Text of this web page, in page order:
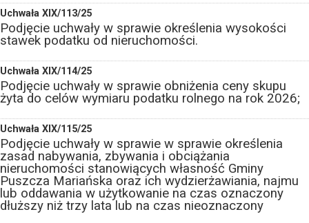
Uchwała XIX/113/25
Podjęcie uchwały w sprawie określenia wysokości
stawek podatku od nieruchomości.
Uchwała XIX/114/25
Podjęcie uchwały w sprawie obniżenia ceny skupu
żyta do celów wymiaru podatku rolnego na rok 2026;
Uchwała XIX/115/25
Podjęcie uchwały w sprawie w sprawie określenia
zasad nabywania, zbywania i obciążania
nieruchomości stanowiących własność Gminy
Puszcza Mariańska oraz ich wydzierżawiania, najmu
lub oddawania w użytkowanie na czas oznaczony
dłuższy niż trzy lata lub na czas nieoznaczony